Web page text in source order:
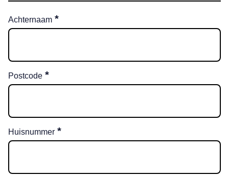
Achternaam *
Postcode *
Huisnummer *